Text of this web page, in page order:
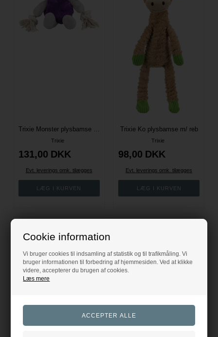
Cookie information
Vi bruger cookies til indsamling af statistik og til trafikmåling. Vi
bruger informationen til forbedring af hjemmesiden. Ved at klikke
videre, accepterer du brugen af cookies.
Læs mere
Trixie Monster plysbamse m/ reb
Trixie
131,00 DKK
Evt. leverings omk. tilægges
Trixie Ko plysbamse m/ reb
Trixie
98,00 DKK
Evt. leverings omk. tilægges